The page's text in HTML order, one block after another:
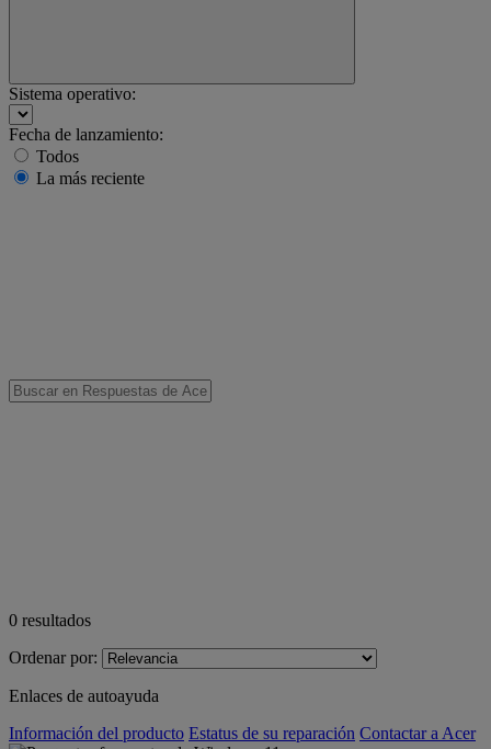
Sistema operativo:
Fecha de lanzamiento:
Todos
La más reciente
0 resultados
Ordenar por:
Enlaces de autoayuda
Información del producto Estatus de su reparación Contactar a Acer